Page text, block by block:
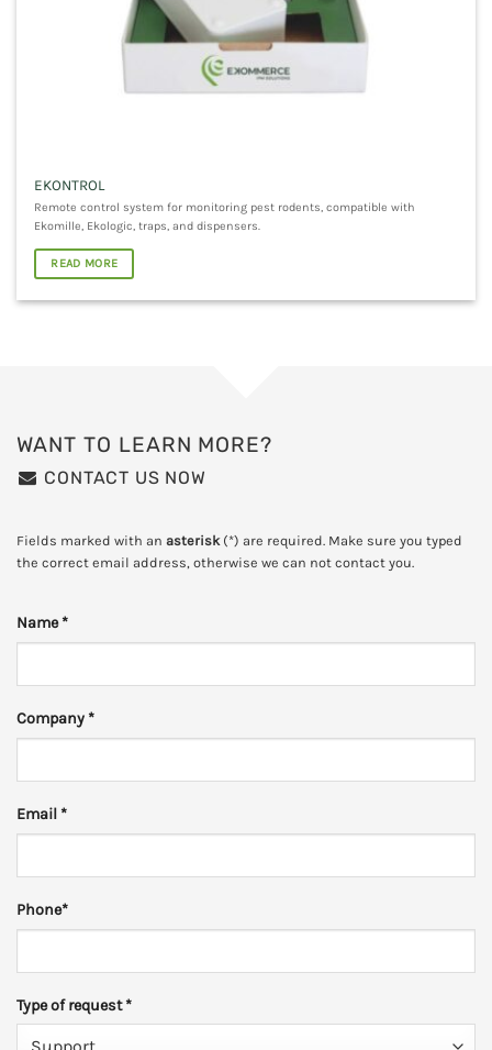
EKONTROL
Remote control system for monitoring pest rodents, compatible with
Ekomille, Ekologic, traps, and dispensers.
READ MORE
WANT TO LEARN MORE?
CONTACT US NOW
Fields marked with an asterisk(*) are required. Make sure you typed
the correct email address, otherwise we can not contact you.
Name*
Company*
Email *
Phone*
Type of request*